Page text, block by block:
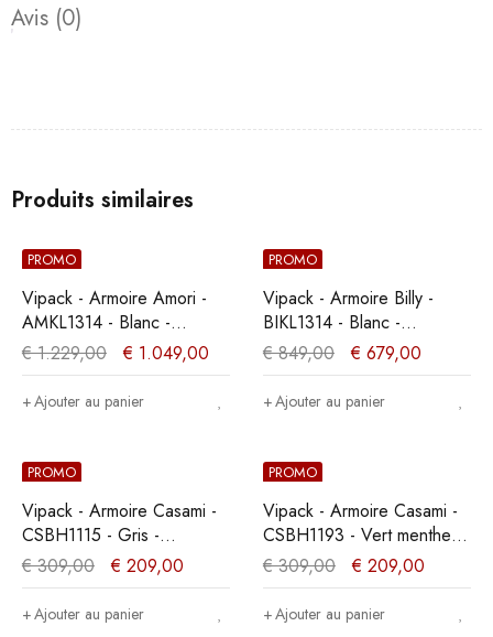
Avis (0)
Produits similaires
PROMO
Vipack - Armoire Amori -
AMKL1314 - Blanc -
57x190,5x159cm
€1.229,00 € 1.049,00
Ajouter au panier
PROMO
Vipack - Armoire Billy -
BIKL1314 - Blanc -
59x200,3x150cm
€849,00 € 679,00
Ajouter au panier
PROMO
Vipack - Armoire Casami -
CSBH1115 - Gris -
37x171,5x57,6cm
€309,00 € 209,00
Ajouter au panier
PROMO
Vipack - Armoire Casami -
CSBH1193 - Vert menthe -
37x171,5x57,6cm
€309,00 € 209,00
Ajouter au panier